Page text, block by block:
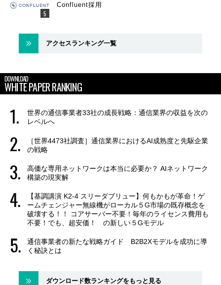
Confluent採用
アクセスランキング一覧
DOWNLOAD
WHITE PAPER RANKING
世界の通信事業者33社の成長戦略：通信業界の収益を次の
レベルへ
［世界4473社調査］通信業界におけるAI成熟度と先駆企業
の戦略
高価な専用ネットワークは本当に必要か？ AIネットワーク
構築の現実解
【基調講演 K2-4 スリーダブリュー】何もかもが革命！ゲ
ームチェンジャー無線機がローカル５G市場の既存概念を
破壊する！！ コアサーバー不要！毎年のライセンス費用も
不要！でも、超安価！ の新しい５Gモデル
通信事業者の新たな戦略ガイド B2B2Xモデルを成功に導
く秘訣とは
ダウンロード数ランキングをもっと見る